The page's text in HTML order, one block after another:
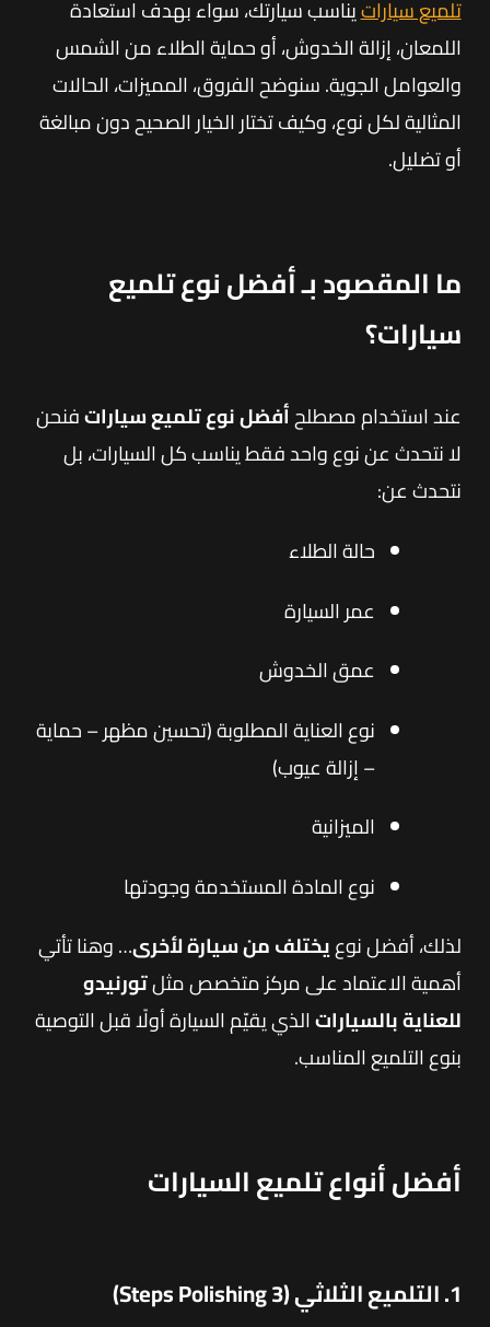
تلميع سياراتيناسب سيارتك، سواء بهدف استعادة
اللمعان، إزالة الخدوش، أو حماية الطلاء من الشمس
والعوامل الجوية. سنوضح الفروق، المميزات، الحالات
المثالية لكل نوع، وكيف تختار الخيار الصحيح دون مبالغة
أو تضليل.
ما المقصود بـ أفضل نوع تلميع
سيارات؟
عند استخدام مصطلحأفضل نوع تلميع سياراتفنحن
لا نتحدث عن نوع واحد فقط يناسب كل السيارات، بل
نتحدث عن:
حالة الطلاء
عمر السيارة
عمق الخدوش
نوع العناية المطلوبة (تحسين مظهر – حماية
– إزالة عيوب)
الميزانية
نوع المادة المستخدمة وجودتها
لذلك، أفضل نوعيختلف من سيارة لأخرى… وهنا تأتي
أهمية الاعتماد على مركز متخصص مثلتورنيدو
للعناية بالسياراتالذي يقيّم السيارة أولًا قبل التوصية
بنوع التلميع المناسب.
أفضل أنواع تلميع السيارات
1. التلميع الثلاثي (3 Steps Polishing)